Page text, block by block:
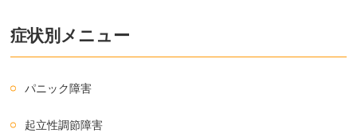
症状別メニュー
パニック障害
起立性調節障害